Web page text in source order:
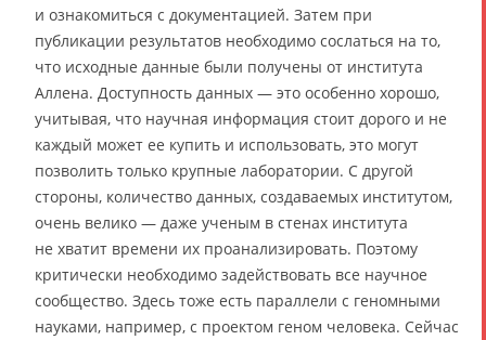
и ознакомиться с документацией. Затем при
публикации результатов необходимо сослаться на то,
что исходные данные были получены от института
Аллена. Доступность данных — это особенно хорошо,
учитывая, что научная информация стоит дорого и не
каждый может ее купить и использовать, это могут
позволить только крупные лаборатории. С другой
стороны, количество данных, создаваемых институтом,
очень велико — даже ученым в стенах института
не хватит времени их проанализировать. Поэтому
критически необходимо задействовать все научное
сообщество. Здесь тоже есть параллели с геномными
науками, например, с проектом геном человека. Сейчас